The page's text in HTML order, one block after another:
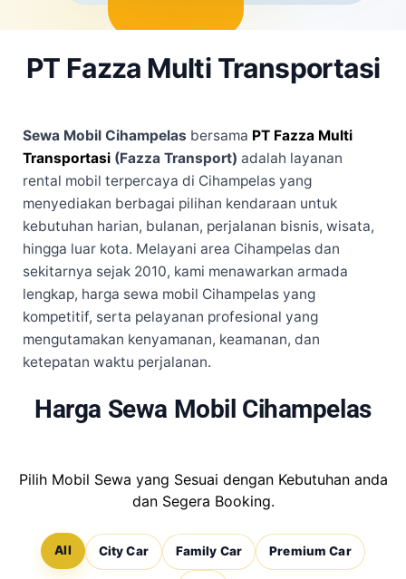
PT Fazza Multi Transportasi
Sewa Mobil Cihampelas bersama PT Fazza Multi
Transportasi (Fazza Transport) adalah layanan
rental mobil terpercaya di Cihampelas yang
menyediakan berbagai pilihan kendaraan untuk
kebutuhan harian, bulanan, perjalanan bisnis, wisata,
hingga luar kota. Melayani area Cihampelas dan
sekitarnya sejak 2010, kami menawarkan armada
lengkap, harga sewa mobil Cihampelas yang
kompetitif, serta pelayanan profesional yang
mengutamakan kenyamanan, keamanan, dan
ketepatan waktu perjalanan.
Harga Sewa Mobil Cihampelas
Pilih Mobil Sewa yang Sesuai dengan Kebutuhan anda
dan Segera Booking.
All City Car Family Car Premium Car